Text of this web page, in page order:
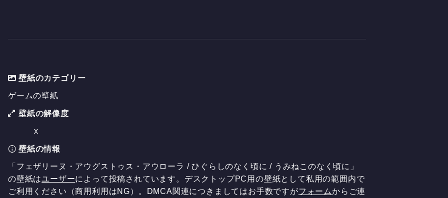
壁紙のカテゴリー
ゲームの壁紙
壁紙の解像度
x
壁紙の情報
「フェザリーヌ・アウグストゥス・アウローラ / ひぐらしのなく頃に / うみねこのなく頃に」
の壁紙はユーザーによって投稿されています。デスクトップPC用の壁紙として私用の範囲内で
ご利用ください（商用利用はNG）。DMCA関連につきましてはお手数ですがフォームからご連